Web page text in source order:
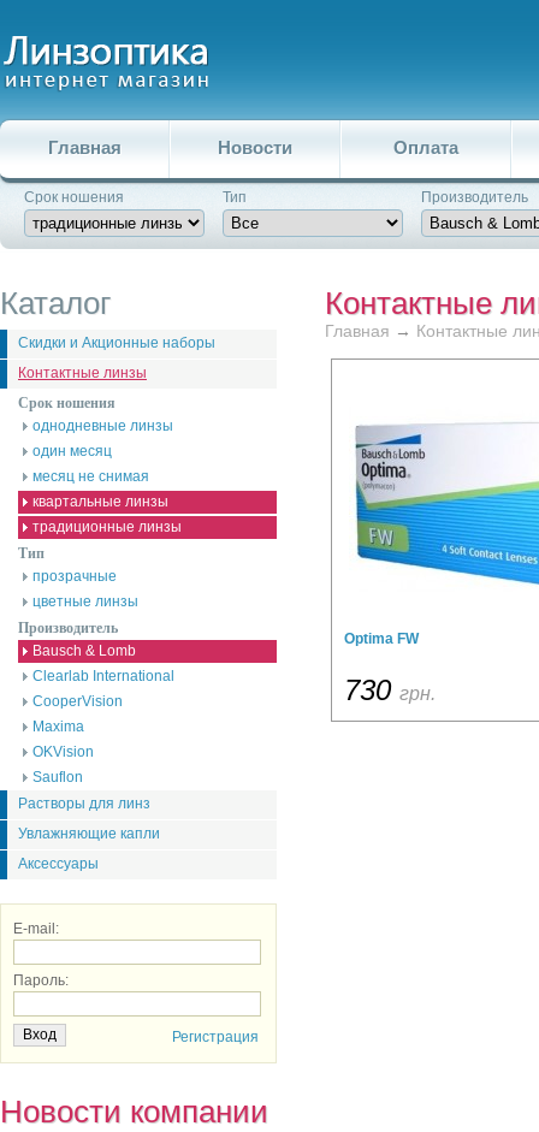
Главная Новости Оплата
Срок ношения Тип Производитель
Каталог
Скидки и Акционные наборы
Контактные линзы
Срок ношения
однодневные линзы
один месяц
месяц не снимая
квартальные линзы
традиционные линзы
Тип
прозрачные
цветные линзы
Производитель
Bausch & Lomb
Clearlab International
CooperVision
Maxima
OKVision
Sauflon
Растворы для линз
Увлажняющие капли
Аксессуары
E-mail:
Пароль:
Регистрация
Новости компании
Контактные
Главная → Контактные
Optima FW
730 грн.